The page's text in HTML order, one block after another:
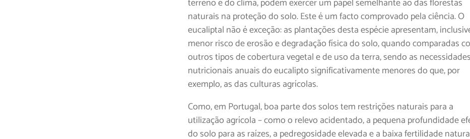
naturais na proteção do solo. Este é um facto comprovado pela ciência. O
eucaliptal não é exceção: as plantações desta espécie apresentam,
menor risco de erosão e degradação física do solo, quando comparadas
outros tipos de cobertura vegetal e de uso da terra, sendo as necessidades
nutricionais anuais do eucalipto significativamente menores do que, por
exemplo, as das culturas agrícolas.
Como, em Portugal, boa parte dos solos tem restrições naturais para a
utilização agrícola – como o relevo acidentado, a pequena profundidade
do solo para as raízes, a pedregosidade elevada e a baixa fertilidade